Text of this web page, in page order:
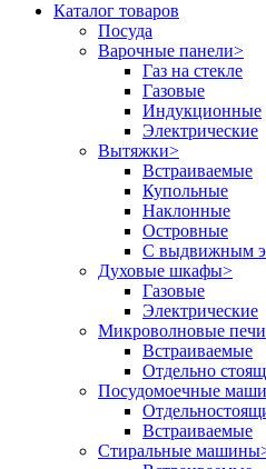
Каталог товаров
Посуда
Варочные панели>
Газ на стекле
Газовые
Индукционные
Электрические
Вытяжки>
Встраиваемые
Купольные
Наклонные
Островные
С выдвижным
Духовые шкафы>
Газовые
Электрические
Микроволновые печи
Встраиваемые
Отдельно
Посудомоечные
Встраиваемые
Стиральные машины